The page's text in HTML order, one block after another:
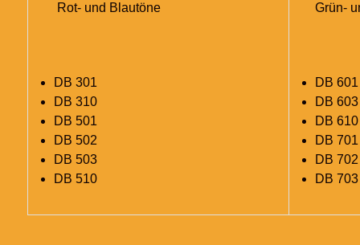
Rot- und Blautöne
DB 301
DB 310
DB 501
DB 502
DB 503
DB 510
Grün-
DB 601
DB 603
DB 610
DB
DB
DB